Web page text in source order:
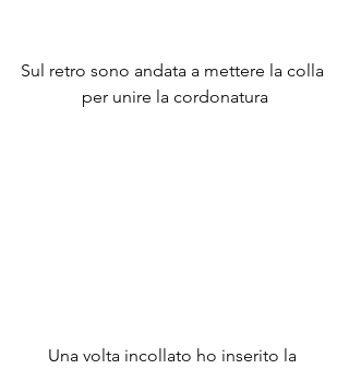
Sul retro sono andata a mettere la colla
per unire la cordonatura
Una volta incollato ho inserito la